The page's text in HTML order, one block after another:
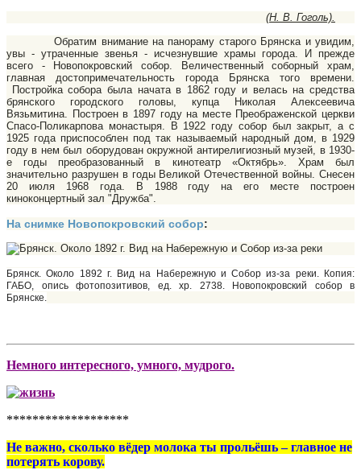
(Н. В. Гоголь).
Обратим внимание на панораму старого Брянска и увидим,
увы - утраченные звенья - исчезнувшие храмы горо­да. И прежде
всего - Новопокровский собор. Величественный соборный храм,
главная достопримечательность города Брянска того времени.
Постройка собора была начата в 1862 году и велась на средства
брянского городского головы, купца Николая Алексеевича
Вязьмитина. Построен в 1897 году на месте Преображенской церкви
Спасо-Поликарпова монастыря. В 1922 году собор был закрыт, а с
1925 года приспособлен под так называемый народный дом, в 1929
году в нем был оборудован окружной антирелигиозный музей, в 1930-
е годы преобразованный в кинотеатр «Октябрь». Храм был
значительно разрушен в годы Великой Отечественной войны. Снесен
20 июля 1968 года. В 1988 году на его месте построен
киноконцертный зал "Дружба".
На снимке Новопокровский собор:
Брянск. Около 1892 г. Вид на Набережную и Собор из-за реки. Копия:
ГАБО, опись фотопозитивов, ед. хр. 2738.
Новопокровский собор в
Брянске.
Немного интересного, умного, мудрого.
*******************
Не важно, сколько вёдер молока ты прольёшь – главное не
потерять корову.